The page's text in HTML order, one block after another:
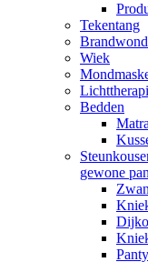
Tekentang
Wiek
Bedden
gewone
Panty